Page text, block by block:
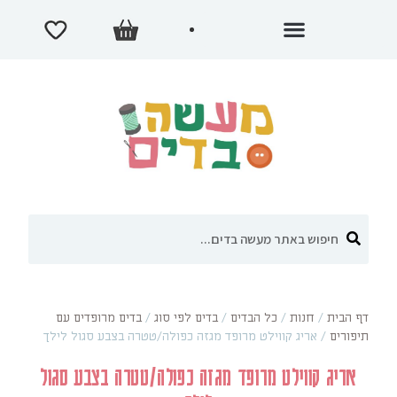
דף הבית / חנות / כל הבדים /בדים לפי סוג /בדים מרופדים עם
תיפורים / אריג קווילט מרופד מגזה כפולה/טטרה בצבע סגול לילך
אריג קווילט מרופד מגזה כפולה/טטרה בצבע סגול